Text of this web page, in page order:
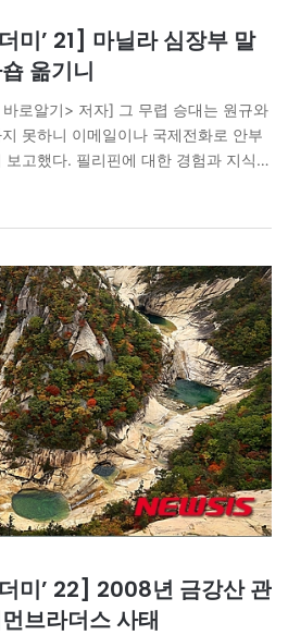
미’ 21] 마닐라 심장부 말
옮기니
로알기> 저자] 그 무렵 승대는 원규와
못하니 이메일이나 국제전화로 안부
고했다. 필리핀에 대한 경험과 지식이
들면 한국으로 돌아오지 그래?” “아니
기본적으로 2년은 채워야…
미’ 22] 2008년 금강산 관
브라더스 사태